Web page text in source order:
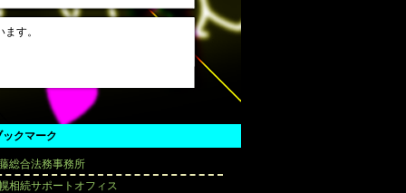
す。
ックマーク
総合法務事務所
相続サポートオフィス